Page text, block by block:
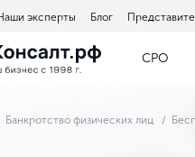
эксперты Блог
СРО
Банкротство физических лиц